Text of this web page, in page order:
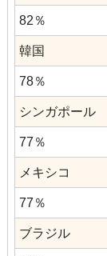
82％
韓国
78％
シンガポール
77％
メキシコ
77％
ブラジル